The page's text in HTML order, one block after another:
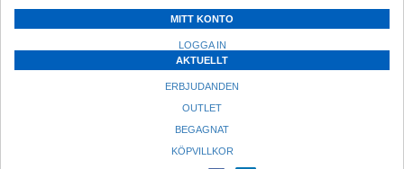
MITT KONTO
LOGGA IN
AKTUELLT
ERBJUDANDEN
OUTLET
BEGAGNAT
KÖPVILLKOR